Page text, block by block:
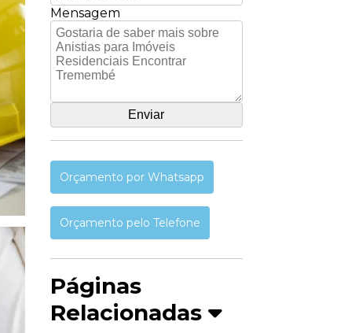
Mensagem
Orçamento por Whatsapp
Orçamento pelo Telefone
Páginas
Relacionadas